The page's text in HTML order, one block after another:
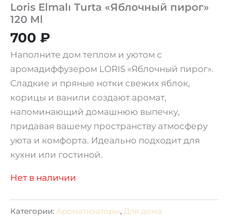
Loris Elmalı Turta «Яблочный пирог»
120 Ml
700 ₽
Наполните дом теплом и уютом с
аромадиффузером LORIS «Яблочный пирог».
Сладкие и пряные нотки свежих яблок,
корицы и ванили создают аромат,
напоминающий домашнюю выпечку,
придавая вашему пространству атмосферу
уюта и комфорта. Идеально подходит для
кухни или гостиной.
Нет в наличии
Категории: Ароматизаторы, Для дома